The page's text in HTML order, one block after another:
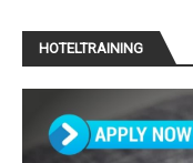
HOTELTRAINING